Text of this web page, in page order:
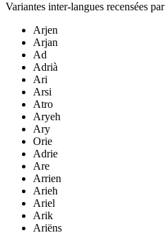
Variantes inter-langues recensées
Arjen
Arjan
Ad
Adrià
Ari
Arsi
Atro
Aryeh
Ary
Orie
Adrie
Are
Arrien
Arieh
Ariel
Arik
Ariëns